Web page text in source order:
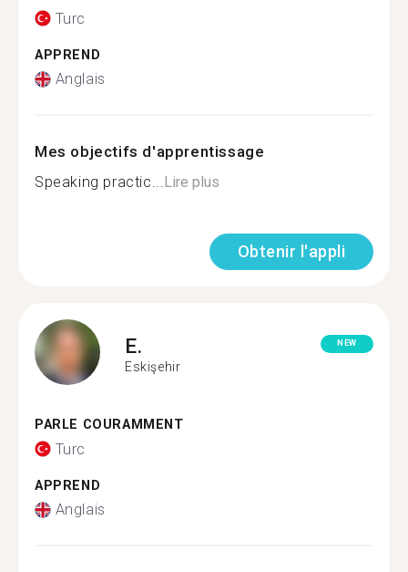
Turc
APPREND
Anglais
Mes objectifs d'apprentissage
Speaking practic...Lire plus
Obtenir l'appli
E.
Eskişehir
NEW
PARLE COURAMMENT
Turc
APPREND
Anglais